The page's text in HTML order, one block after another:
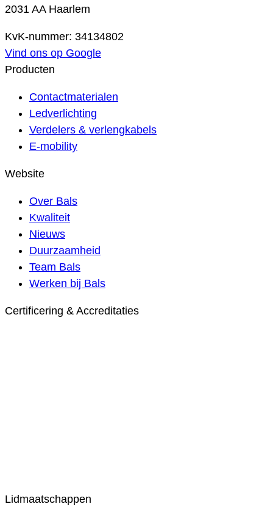
2031 AA Haarlem
KvK-nummer: 34134802
Vind ons op Google
Producten
Contactmaterialen
Ledverlichting
Verdelers & verlengkabels
E-mobility
Website
Over Bals
Kwaliteit
Nieuws
Duurzaamheid
Team Bals
Werken bij Bals
Certificering & Accreditaties
Lidmaatschappen